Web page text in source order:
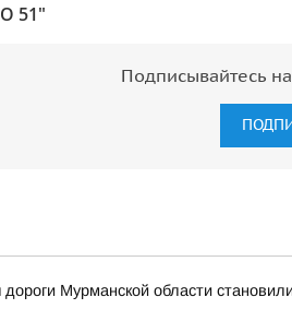
51"
Подписывайтесь
Мурманской области